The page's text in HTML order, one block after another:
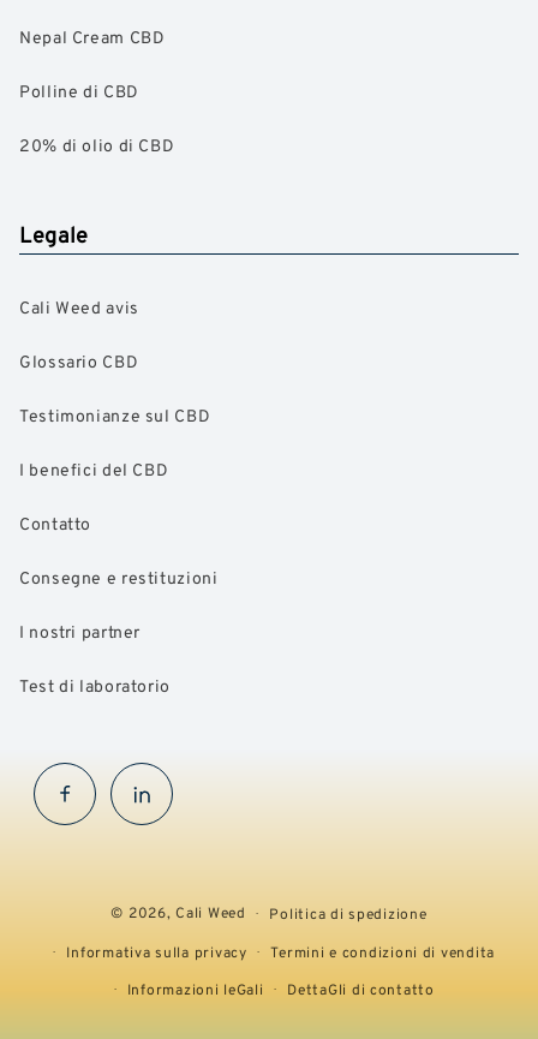
Nepal Cream CBD
Polline di CBD
20% di olio di CBD
Legale
Cali Weed avis
Glossario CBD
Testimonianze sul CBD
I benefici del CBD
Contatto
Consegne e restituzioni
I nostri partner
Test di laboratorio
FacebookInstaGram
© 2026,Cali Weed
Politica di spedizione
Informativa sulla privacy
Termini e condizioni di vendita
Informazioni leGali
DettaGli di contatto